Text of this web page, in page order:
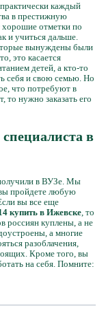
каждый
в престижную
хорошие отметки по
и учиться дальше.
вынуждены были
это касается
детей, а кто-то
себя и свою семью. Но
что потребуют в
то нужно заказать его
в
в ВУЗе. Мы
пройдете любую
вы все еще
купить в Ижевске, то
россиян куплены, а не
а многие
разоблачения,
Кроме того, вы
на себя. Помните: